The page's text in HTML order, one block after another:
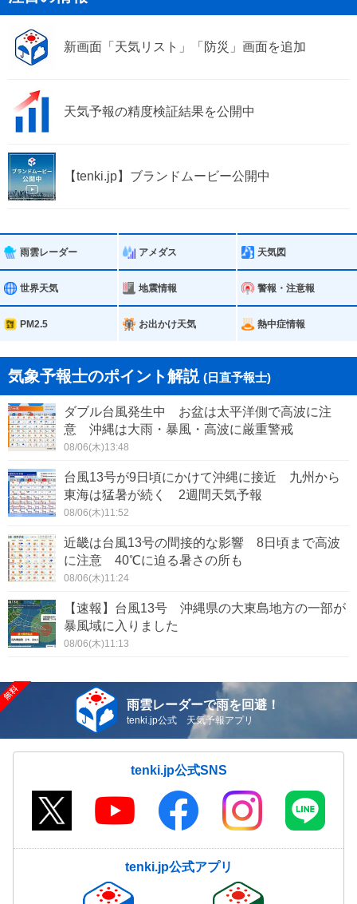
新画面「天気リスト」「防災」画面を追加
天気予報の精度検証結果を公開中
【tenki.jp】ブランドムービー公開中
雨雲レーダー アメダス 天気図
世界天気 地震情報 警報・注意報
PM2.5 お出かけ天気 熱中症情報
気象予報士のポイント解説 (日直予報士)
ダブル台風発生中 お盆は太平洋側で高波に注
意 沖縄は大雨・暴風・高波に厳重警戒
08/06(木)13:48
台風13号が9日頃にかけて沖縄に接近 九州から
東海は猛暑が続く 2週間天気予報
08/06(木)11:52
近畿は台風13号の間接的な影響 8日頃まで高波
に注意 40℃に迫る暑さの所も
08/06(木)11:24
【速報】台風13号 沖縄県の大東島地方の一部が
暴風域に入りました
08/06(木)11:13
雨雲レーダーで雨を回避！
tenki.jp公式 天気予報アプリ
tenki.jp公式SNS
tenki.jp公式アプリ